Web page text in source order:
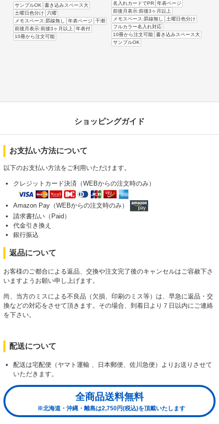
サンプルOK
書き込みスペース大
土曜日色分け
六曜
メモスペース:罫線無し
年表ページ
干潮
前後月表示:前後3ヶ月以上
年表付
10冊から注文可能
名入れカードでPR 年表ページ
前後月表示:前後3ヶ月以上
メモスペース:罫線無し
土曜日色分け
フルカラー名入れ対応
10冊から注文可能 書き込みスペース大
サンプルOK
ショッピングガイド
お支払い方法について
以下のお支払い方法をご利用いただけます。
クレジットカード決済（WEBからの注文時のみ）
Amazon Pay（WEBからの注文時のみ）
請求書払い（Paid）
代金引き換え
銀行振込
返品について
お客様のご都合による返品、交換や注文完了後のキャンセルはご容赦下さ
いますようお願い申し上げます。
尚、当方のミスによる不良品（欠損、印刷のミス等）は、早急に返品・交
換などの対応をさせて頂きます。その場合、到着日より７日以内にご連絡
を下さい。
配送について
配送は宅配便（ヤマト運輸 、日本郵便、佐川急便）よりお送りさせて
いただきます。
全商品送料無料
※北海道・沖縄・離島は2,750円(税込)を頂戴いたします